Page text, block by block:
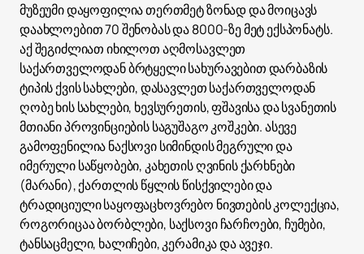
მუზეუმი დაყოფილია თერთმეტ ზონად და მოიცავს
დაახლოებით 70 შენობას და 8000-ზე მეტ ექსპონატს.
აქ შეგიძლიათ იხილოთ აღმოსავლეთ
საქართველოდან ბრტყელი სახურავებით დარბაზის
ტიპის ქვის სახლები, დასავლეთ საქართველოდან
ღობე ხის სახლები, ხევსურეთის, ფშავისა და სვანეთის
მთიანი პროვინციების საგუშაგო კოშკები. ასევე
გამოფენილია ნაქსოვი სიმინდის მეგრული და
იმერული საწყობები, კახეთის ღვინის ქარხნები
(მარანი), ქართლის წყლის წისქვილები და
ტრადიციული საყოფაცხოვრებო ნივთების კოლექცია,
როგორიცაა ბორბლები, საქსოვი ჩარჩოები, ჩუმები,
ტანსაცმელი, ხალიჩები, კერამიკა და ავეჯი.